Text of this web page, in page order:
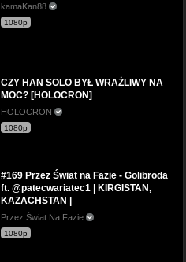
kamaKan88
1080p
CZY HAN SOLO BYŁ WRAŻLIWY NA
MOC? [HOLOCRON]
HOLOCRON
1080p
#169 Przez Świat na Fazie - Golibroda
ft. @patecwariatec1 | KIRGISTAN,
KAZACHSTAN |
Przez Świat Na Fazie
1080p